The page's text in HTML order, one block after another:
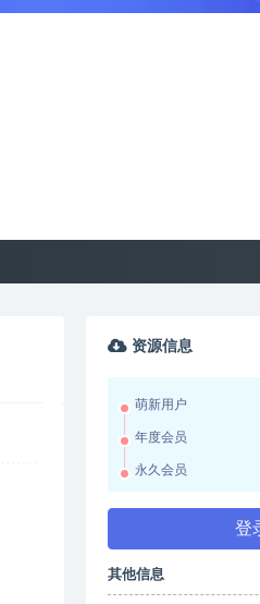
资源信息
萌新用户
年度会员
永久会员
登
其他信息